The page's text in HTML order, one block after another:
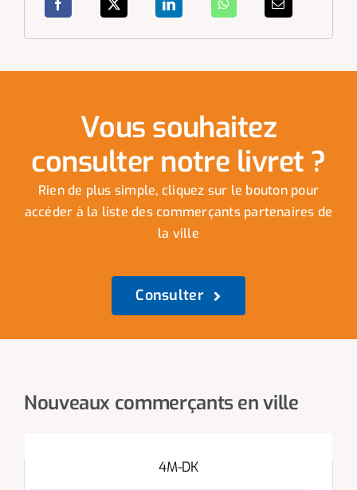
Vous souhaitez
consulter notre livret ?
Rien de plus simple, cliquez sur le bouton pour
accéder à la liste des commerçants partenaires de
la ville
Consulter
Nouveaux commerçants en ville
4M-DK